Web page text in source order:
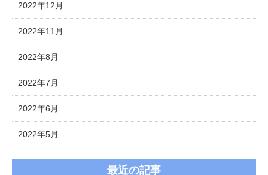
2022年12月
2022年11月
2022年8月
2022年7月
2022年6月
2022年5月
最近の記事